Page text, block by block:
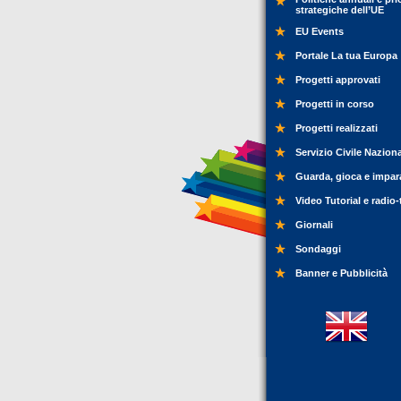
strategiche dell’UE
EU Events
Portale La tua Europa
Progetti approvati
Progetti in corso
Progetti realizzati
Servizio Civile
Guarda, gioca e
Video Tutorial e
Giornali
Sondaggi
Banner e Pubblicità